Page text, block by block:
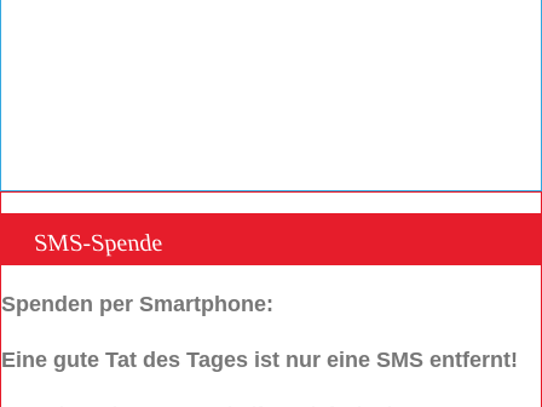
SMS-Spende
Spenden per Smartphone:
Eine gute Tat des Tages ist nur eine SMS entfernt!